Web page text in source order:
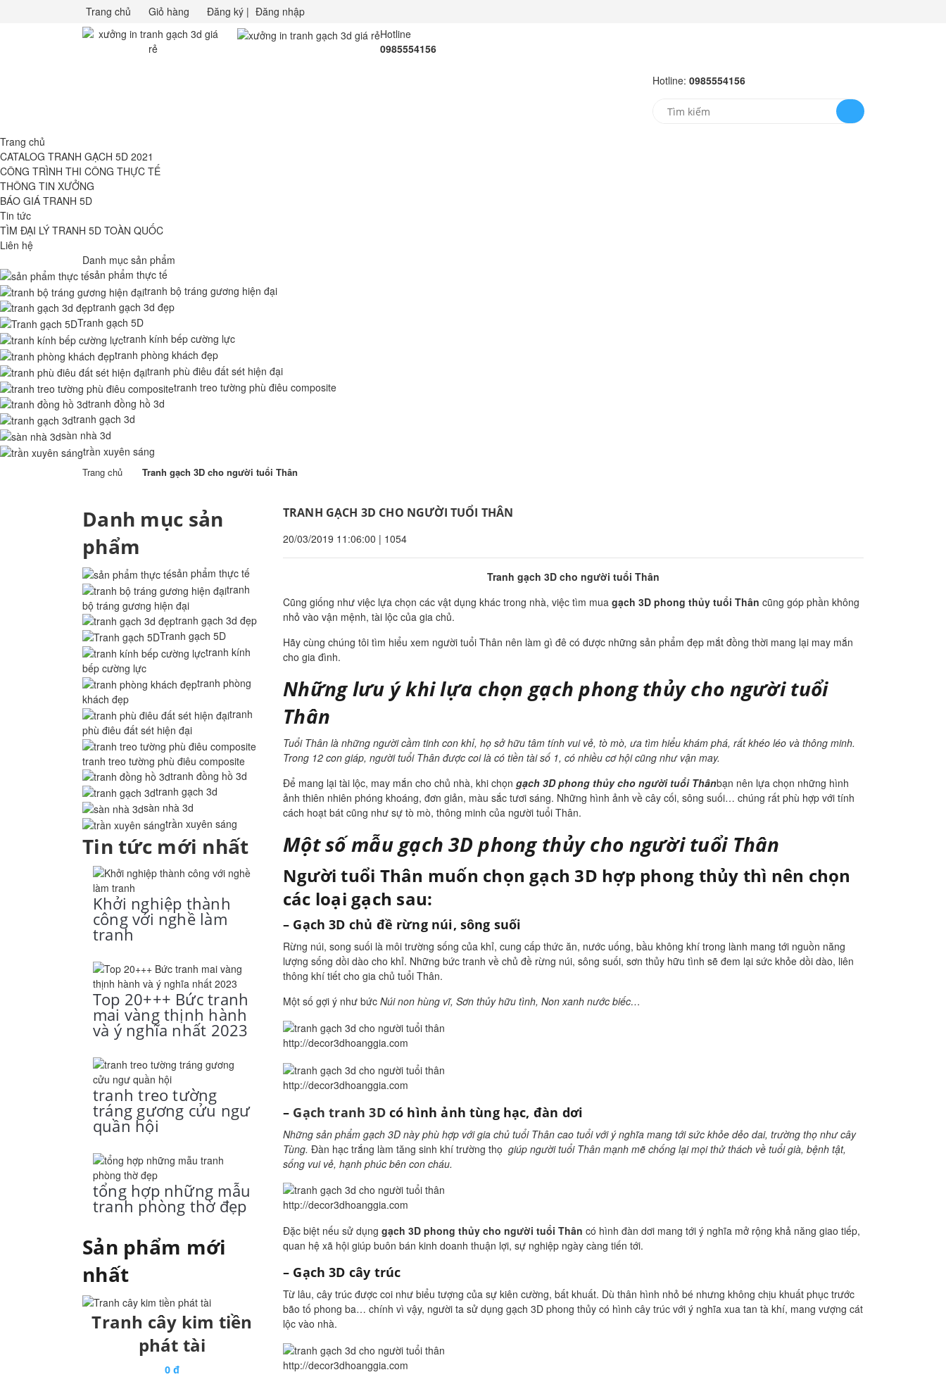
Trang chủ Giỏ hàng Đăng ký | Đăng nhập
Hotline
0985554156
Hotline: 0985554156
Trang chủ
CATALOG TRANH GẠCH 5D 2021
CÔNG TRÌNH THI CÔNG THỰC TẾ
THÔNG TIN XƯỞNG
BÁO GIÁ TRANH 5D
Tin tức
TÌM ĐẠI LÝ TRANH 5D TOÀN QUỐC
Liên hệ
Danh mục sản phẩm
sản phẩm thực tế
tranh bộ tráng gương hiện đại
tranh gạch 3d đẹp
Tranh gạch 5D
tranh kính bếp cường lực
tranh phòng khách đẹp
tranh phù điêu đất sét hiện đại
tranh treo tường phù điêu composite
tranh đồng hồ 3d
tranh gạch 3d
sàn nhà 3d
trần xuyên sáng
Trang chủ Tranh gạch 3D cho người tuổi Thân
TRANH GẠCH 3D CHO NGƯỜI TUỔI THÂN
20/03/2019 11:06:00 | 1054
Tranh gạch 3D cho người tuổi Thân
Cũng giống như việc lựa chọn các vật dụng khác trong nhà, việc tìm mua gạch 3D phong thủy tuổi Thân cũng góp phần không
nhỏ vào vận mệnh, tài lộc của gia chủ.
Hãy cùng chúng tôi tìm hiểu xem người tuổi Thân nên làm gì đê có được những sản phẩm đẹp mắt đồng thời mang lại may mắn
cho gia đình.
Những lưu ý khi lựa chọn gạch phong thủy cho người tuổi
Thân
Tuổi Thân là những người cầm tinh con khỉ, họ sở hữu tâm tính vui vẻ, tò mò, ưa tìm hiểu khám phá, rất khéo léo và thông minh.
Trong 12 con giáp, người tuổi Thân được coi là có tiền tài số 1, có nhiều cơ hội cũng như vận may.
Để mang lại tài lộc, may mắn cho chủ nhà, khi chọn gạch 3D phong thủy cho người tuổi Thânbạn nên lựa chọn những hình
ảnh thiên nhiên phóng khoáng, đơn giản, màu sắc tươi sáng. Những hình ảnh về cây cối, sông suối… chúng rất phù hợp với tính
cách hoạt bát cũng như sự tò mò, thông minh của người tuổi Thân.
Một số mẫu gạch 3D phong thủy cho người tuổi Thân
Người tuổi Thân muốn chọn gạch 3D hợp phong thủy thì nên chọn
các loại gạch sau:
– Gạch 3D chủ đề rừng núi, sông suối
Rừng núi, song suối là môi trường sống của khỉ, cung cấp thức ăn, nước uống, bầu không khí trong lành mang tới nguồn năng
lượng sống dồi dào cho khỉ. Những bức tranh về chủ đề rừng núi, sông suối, sơn thủy hữu tình sẽ đem lại sức khỏe dồi dào, liên
thông khí tiết cho gia chủ tuổi Thân.
Một số gợi ý như bức Núi non hùng vĩ, Sơn thủy hữu tình, Non xanh nước biếc…
http://decor3dhoanggia.com
http://decor3dhoanggia.com
– Gạch tranh 3Dcó hình ảnh tùng hạc, đàn dơi
Những sản phẩm gạch 3D này phù hợp với gia chủ tuổi Thân cao tuổi với ý nghĩa mang tới sức khỏe dẻo dai, trường thọ như cây
Tùng. Đàn hạc trắng làm tăng sinh khí trường thọ giúp người tuổi Thân mạnh mẽ chống lại mọi thử thách về tuổi già, bệnh tật,
sống vui vẻ, hạnh phúc bên con cháu.
http://decor3dhoanggia.com
Đặc biệt nếu sử dụng gạch 3D phong thủy cho người tuổi Thân có hình đàn dơi mang tới ý nghĩa mở rộng khả năng giao tiếp,
quan hệ xã hội giúp buôn bán kinh doanh thuận lợi, sự nghiệp ngày càng tiến tới.
– Gạch 3D cây trúc
Từ lâu, cây trúc được coi như biểu tượng của sự kiên cường, bất khuất. Dù thân hình nhỏ bé nhưng không chịu khuất phục trước
bão tố phong ba… chính vì vậy, người ta sử dụng gạch 3D phong thủy có hình cây trúc với ý nghĩa xua tan tà khí, mang vượng cát
lộc vào nhà.
http://decor3dhoanggia.com
Danh mục sản
phẩm
sản phẩm thực tế
tranh
bộ tráng gương hiện đại
tranh gạch 3d đẹp
Tranh gạch 5D
tranh kính
bếp cường lực
tranh phòng
khách đẹp
tranh
phù điêu đất sét hiện đại
tranh treo tường phù điêu composite
tranh đồng hồ 3d
tranh gạch 3d
sàn nhà 3d
trần xuyên sáng
Tin tức mới nhất
Khởi nghiệp thành
công với nghề làm
tranh
Top 20+++ Bức tranh
mai vàng thịnh hành
và ý nghĩa nhất 2023
tranh treo tường
tráng gương cửu ngư
quần hội
tổng hợp những mẫu
tranh phòng thờ đẹp
Sản phẩm mới
nhất
Tranh cây kim tiền
phát tài
0 đ